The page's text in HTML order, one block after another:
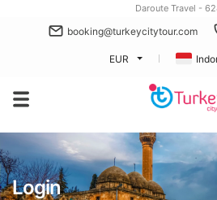
Daroute Travel -
booking@turkeycitytour.com
EUR
Login